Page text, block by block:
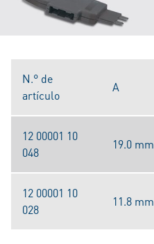
N.° de
artículo
A
12 00001 10
048
19.0 mm
12 00001 10
028
11.8 mm